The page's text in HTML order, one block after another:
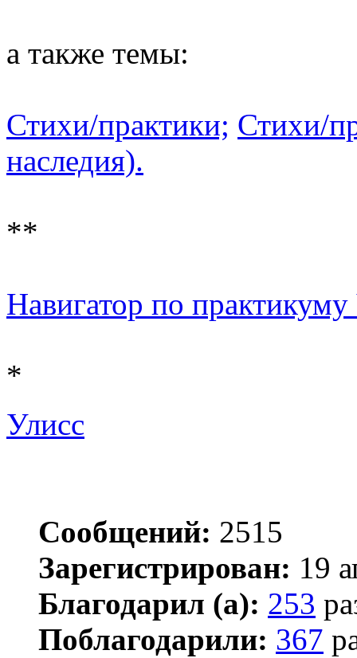
а также темы:
Стихи/практики; Стихи/
наследия).
**
Навигатор по
*
Улисс
Сообщений: 2515
Зарегистрирован: 19
Благодарил (а): 253
Поблагодарили: 367